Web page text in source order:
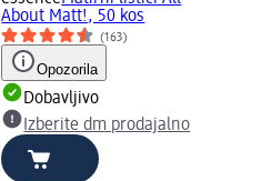
About Matt!, 50 kos
(163)
Opozorila
Dobavljivo
Izberite dm prodajalno